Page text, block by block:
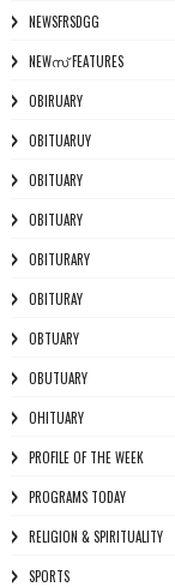
NEWSFRSDGG
NEWസ് FEATURES
OBIRUARY
OBITUARUY
OBITUARY
OBITUARY
OBITURARY
OBITURAY
OBTUARY
OBUTUARY
OHITUARY
PROFILE OF THE WEEK
PROGRAMS TODAY
RELIGION & SPIRITUALITY
SPORTS